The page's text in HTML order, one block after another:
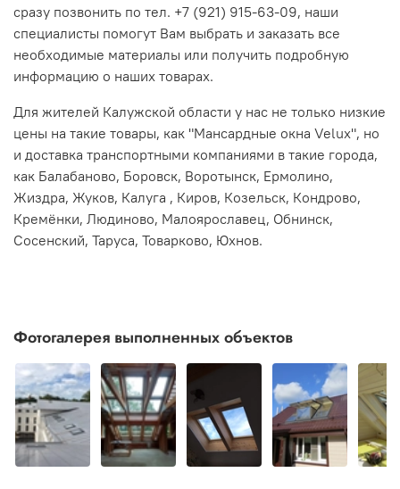
сразу позвонить по тел. +7 (921) 915-63-09, наши
специалисты помогут Вам выбрать и заказать все
необходимые материалы или получить подробную
информацию о наших товарах.
Для жителей Калужской области у нас не только низкие
цены на такие товары, как "Мансардные окна Velux", но
и доставка транспортными компаниями в такие города,
как Балабаново, Боровск, Воротынск, Ермолино,
Жиздра, Жуков, Калуга , Киров, Козельск, Кондрово,
Кремёнки, Людиново, Малоярославец, Обнинск,
Сосенский, Таруса, Товарково, Юхнов.
Фотогалерея выполненных объектов